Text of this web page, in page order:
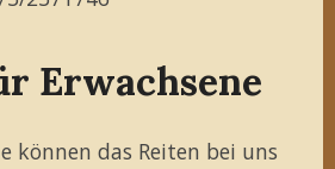
Erwachsene
können das Reiten bei uns